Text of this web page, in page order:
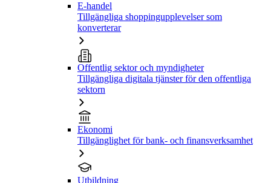
E-handel
Tillgängliga shoppingupplevelser som
konverterar
Offentlig sektor och myndigheter
Tillgängliga digitala tjänster för den offentliga
sektorn
Ekonomi
Tillgänglighet för bank- och finansverksamhet
Utbildning